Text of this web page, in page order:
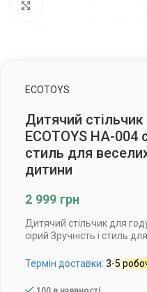
ECOTOYS
Дитячий
ECOTOYS HA-004
стиль для
дитини
2 999 грн
Дитячий стільчик для
сірий Зручність і стиль
Термін доставки: 3-5